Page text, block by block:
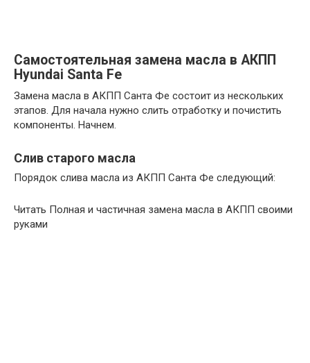
Самостоятельная замена масла в АКПП
Hyundai Santa Fe
Замена масла в АКПП Санта Фе состоит из нескольких
этапов. Для начала нужно слить отработку и почистить
компоненты. Начнем.
Слив старого масла
Порядок слива масла из АКПП Санта Фе следующий:
Читать Полная и частичная замена масла в АКПП своими
руками